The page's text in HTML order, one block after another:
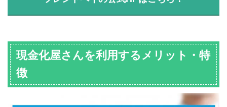
現金化屋さんを利用するメリット・特
徴